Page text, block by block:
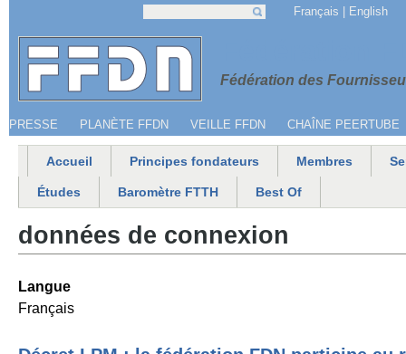
Jump to navigation
Fédération des
Menu secondaire
PRESSE PLANÈTE FFDN VEILLE FFDN CHAÎNE PEERTUBE
Français English
Menu principal
Accueil Principes fondateurs Membres
Études Baromètre FTTH Best Of
données de connexion
Langue
Français